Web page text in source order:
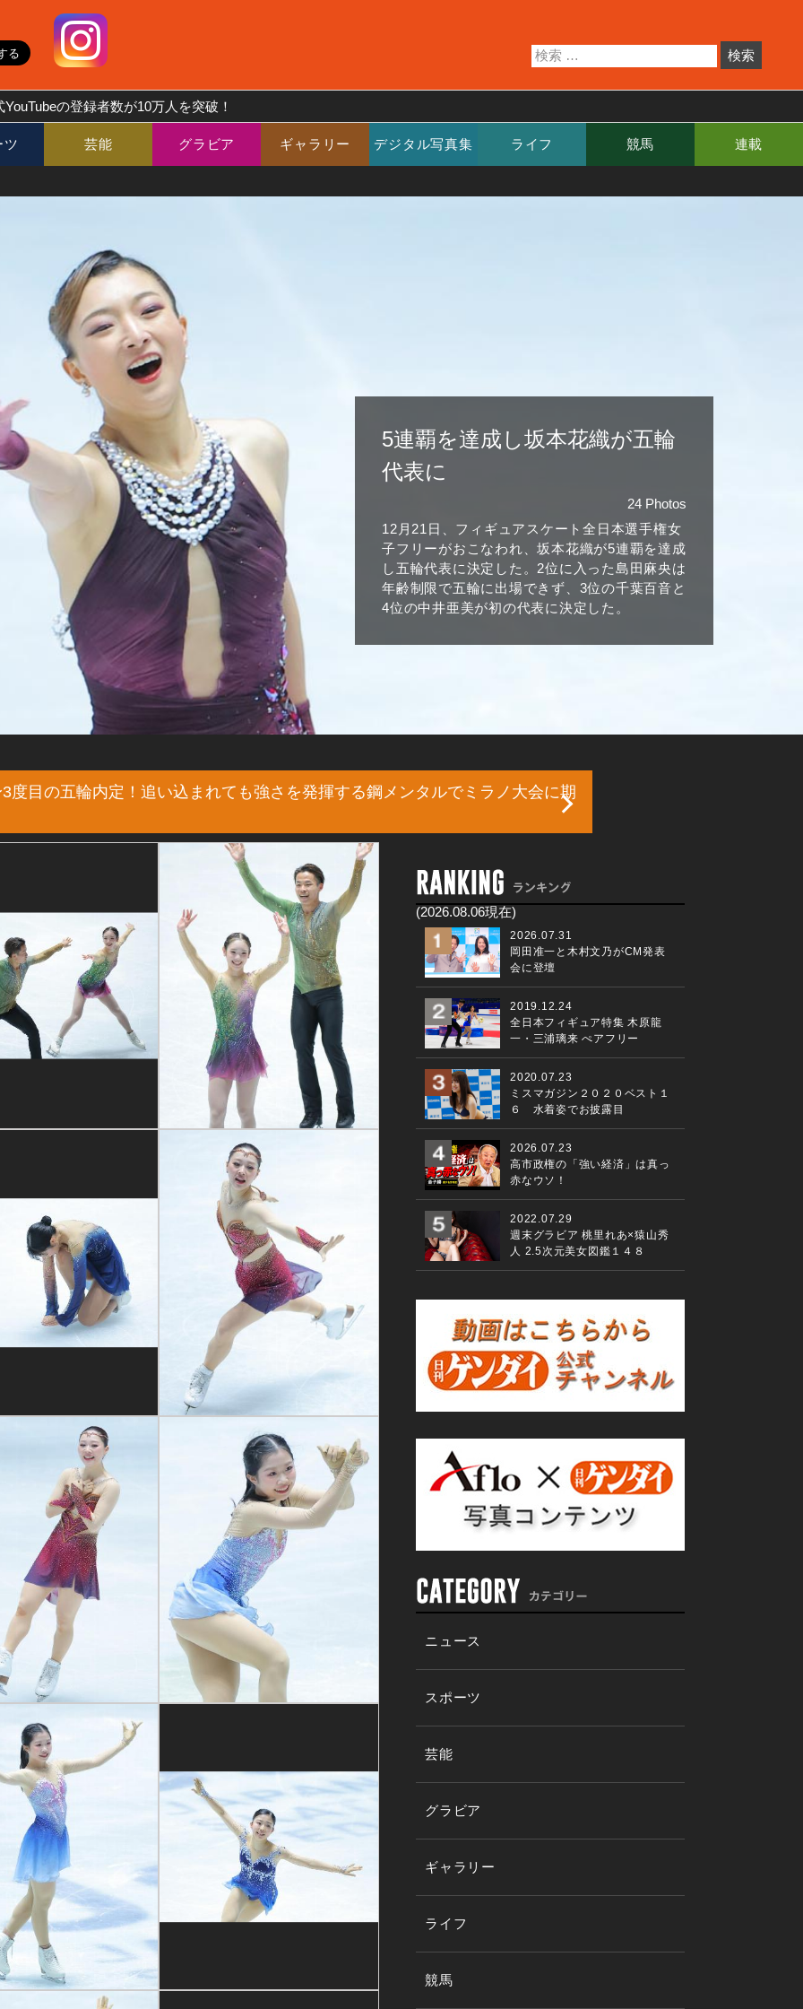
の登録者数が10万人を突破！
ツ 芸能 グラビア ギャラリー デジタル写真集 ライフ 競馬 連載
5連覇を達成し坂本花織が五輪
代表に
24 Photos
12月21日、フィギュアスケート全日本選手権女
子フリーがおこなわれ、坂本花織が5連覇を達成
し五輪代表に決定した。2位に入った島田麻央は
年齢制限で五輪に出場できず、3位の千葉百音と
4位の中井亜美が初の代表に決定した。
度目の五輪内定！追い込まれても強さを発揮する鋼メンタルでミラノ大会に期
(2026.08.06現在)
2026.07.31
岡田准一と木村文乃がCM発表
会に登壇
2019.12.24
全日本フィギュア特集 木原龍
一・三浦璃来 ぺアフリー
2020.07.23
ミスマガジン２０２０ベスト１
６ 水着姿でお披露目
2026.07.23
高市政権の「強い経済」は真っ
赤なウソ！
2022.07.29
週末グラビア 桃里れあ×猿山秀
人 2.5次元美女図鑑１４８
ニュース
スポーツ
芸能
グラビア
ギャラリー
ライフ
競馬